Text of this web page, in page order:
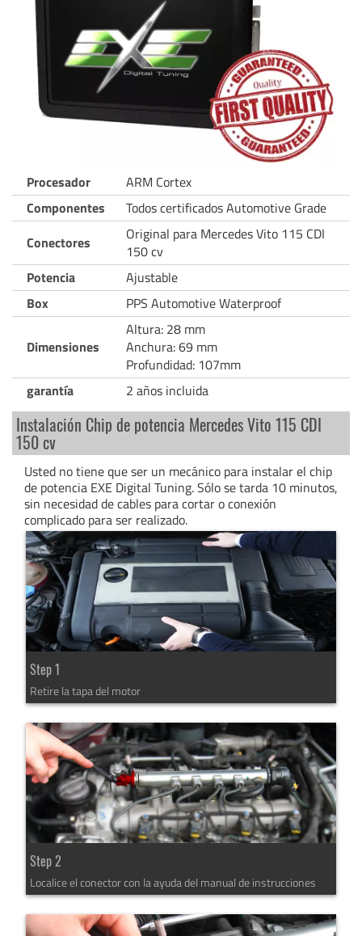
Procesador
ARM Cortex
Componentes
Todos certificados Automotive Grade
Conectores
Original para Mercedes Vito 115 CDI
150 cv
Potencia
Ajustable
Box
PPS Automotive Waterproof
Dimensiones
Altura: 28 mm
Anchura: 69 mm
Profundidad: 107mm
garantía
2 años incluida
Instalación Chip de potencia Mercedes Vito 115 CDI
150 cv
Usted no tiene que ser un mecánico para instalar el chip
de potencia EXE Digital Tuning. Sólo se tarda 10 minutos,
sin necesidad de cables para cortar o conexión
complicado para ser realizado.
Step 1
Retire la tapa del motor
Step 2
Localice el conector con la ayuda del manual de instrucciones